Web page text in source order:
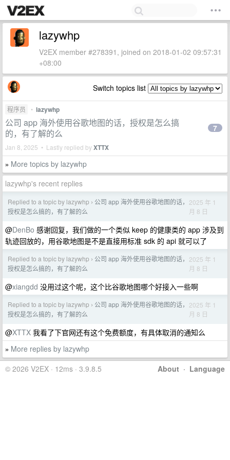
lazywhp
V2EX member #278391, joined on 2018-01-02 09:57:31
+08:00
Switch topics list
程序员 • lazywhp
公司 app 海外使用谷歌地图的话，授权是怎么搞
的，有了解的么
Jan 8, 2025 • Lastly replied byXTTX
7
» More topics by lazywhp
lazywhp's recent replies
Replied to a topic by lazywhp › 公司 app 海外使用谷歌地图的话，
授权是怎么搞的，有了解的么
2025 年 1
月 8 日
@DenBo 感谢回复，我们做的一个类似 keep 的健康类的 app 涉及到
轨迹回放的，用谷歌地图是不是直接用标准 sdk 的 api 就可以了
Replied to a topic by lazywhp › 公司 app 海外使用谷歌地图的话，
授权是怎么搞的，有了解的么
2025 年 1
月 8 日
@xiangdd 没用过这个呢，这个比谷歌地图哪个好接入一些啊
Replied to a topic by lazywhp › 公司 app 海外使用谷歌地图的话，
授权是怎么搞的，有了解的么
2025 年 1
月 8 日
@XTTX 我看了下官网还有这个免费额度，有具体取消的通知么
» More replies by lazywhp
About · Language
© 2026 V2EX · 12ms · 3.9.8.5